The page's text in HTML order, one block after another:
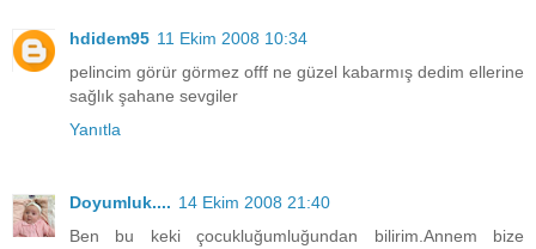
hdidem95 11 Ekim 2008 10:34
pelincim görür görmez offf ne güzel kabarmış dedim ellerine
sağlık şahane sevgiler
Yanıtla
Doyumluk.... 14 Ekim 2008 21:40
Ben bu keki çocukluğumluğundan bilirim.Annem bize